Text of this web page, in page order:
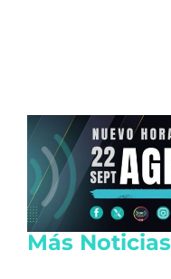
Más Noticias